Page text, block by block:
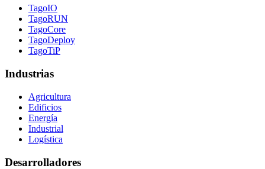
TagoIO
TagoRUN
TagoCore
TagoDeploy
TagoTiP
Industrias
Agricultura
Edificios
Energía
Industrial
Logística
Desarrolladores